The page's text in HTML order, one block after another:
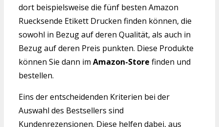
dort beispielsweise die fünf besten Amazon
Ruecksende Etikett Drucken finden können, die
sowohl in Bezug auf deren Qualität, als auch in
Bezug auf deren Preis punkten. Diese Produkte
können Sie dann im Amazon-Store finden und
bestellen.
Eins der entscheidenden Kriterien bei der
Auswahl des Bestsellers sind
Kundenrezensionen. Diese helfen dabei, aus